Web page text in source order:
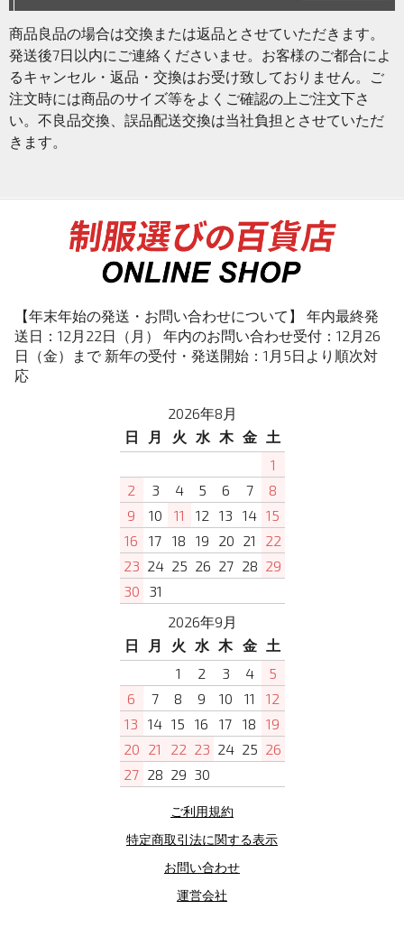
商品良品の場合は交換または返品とさせていただきます。
発送後7日以内にご連絡くださいませ。お客様のご都合によ
るキャンセル・返品・交換はお受け致しておりません。ご
注文時には商品のサイズ等をよくご確認の上ご注文下さ
い。不良品交換、誤品配送交換は当社負担とさせていただ
きます。
【年末年始の発送・お問い合わせについて】 年内最終発
送日：12月22日（月） 年内のお問い合わせ受付：12月26
日（金）まで 新年の受付・発送開始：1月5日より順次対
応
2026年8月
日
月 火 水 木 金
土
1
2
3 4 5 6 7
8
9
10 11 12 13 14 15
16
17 18 19 20 21
22
23 24 25 26 27 28 29
30
31
2026年9月
日
月 火 水 木 金
土
1
2 3 4
5
6
7 8 9 10 11
12
13
14 15 16 17 18
19
20 21 22 23 24 25 26
27 28 29 30
ご利用規約
特定商取引法に関する表示
お問い合わせ
運営会社